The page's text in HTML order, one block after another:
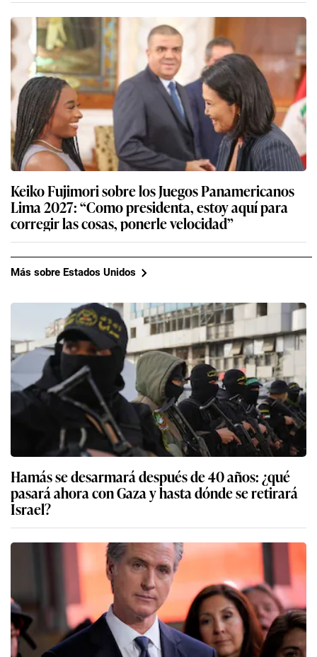
Keiko Fujimori sobre los Juegos Panamericanos
Lima 2027: “Como presidenta, estoy aquí para
corregir las cosas, ponerle velocidad”
Más sobre Estados Unidos
Hamás se desarmará después de 40 años: ¿qué
pasará ahora con Gaza y hasta dónde se retirará
Israel?